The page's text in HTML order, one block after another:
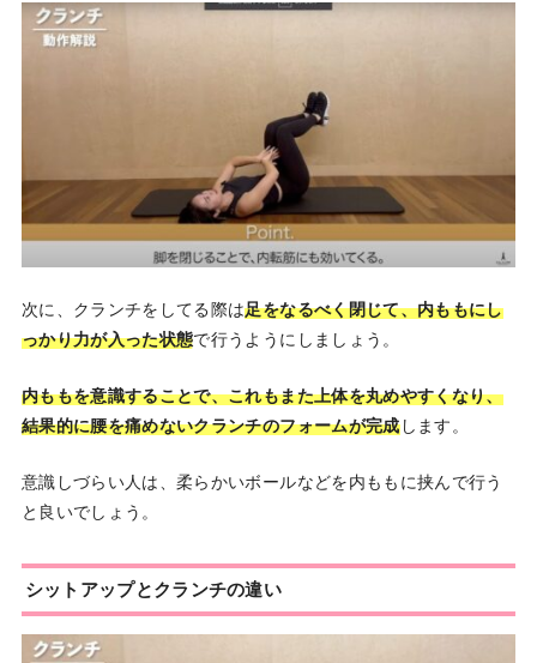
次に、クランチをしてる際は足をなるべく閉じて、内ももにし
っかり力が入った状態で行うようにしましょう。
内ももを意識することで、これもまた上体を丸めやすくなり、
結果的に腰を痛めないクランチのフォームが完成します。
意識しづらい人は、柔らかいボールなどを内ももに挟んで行う
と良いでしょう。
シットアップとクランチの違い